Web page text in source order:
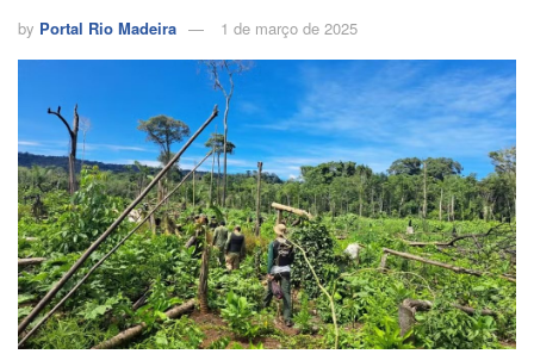
by Portal Rio Madeira 1 de março de 2025